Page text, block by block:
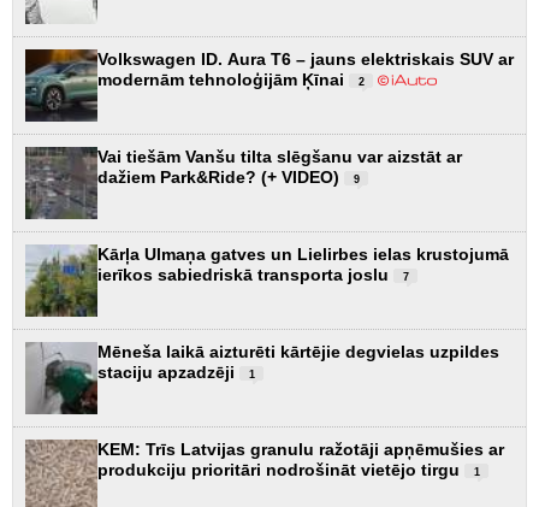
Volkswagen ID. Aura T6 – jauns elektriskais SUV ar
modernām tehnoloģijām Ķīnai
2
Vai tiešām Vanšu tilta slēgšanu var aizstāt ar
dažiem Park&Ride? (+ VIDEO)
9
Kārļa Ulmaņa gatves un Lielirbes ielas krustojumā
ierīkos sabiedriskā transporta joslu
7
Mēneša laikā aizturēti kārtējie degvielas uzpildes
staciju apzadzēji
1
KEM: Trīs Latvijas granulu ražotāji apņēmušies ar
produkciju prioritāri nodrošināt vietējo tirgu
1